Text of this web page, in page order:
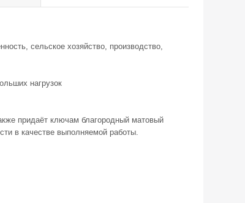
сельское хозяйство, производство,
нагрузок
придаёт ключам благородный матовый
в качестве выполняемой работы.